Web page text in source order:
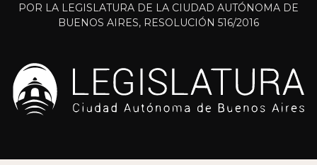
POR LA LEGISLATURA DE LA CIUDAD AUTÓNOMA DE
BUENOS AIRES, RESOLUCIÓN 516/2016